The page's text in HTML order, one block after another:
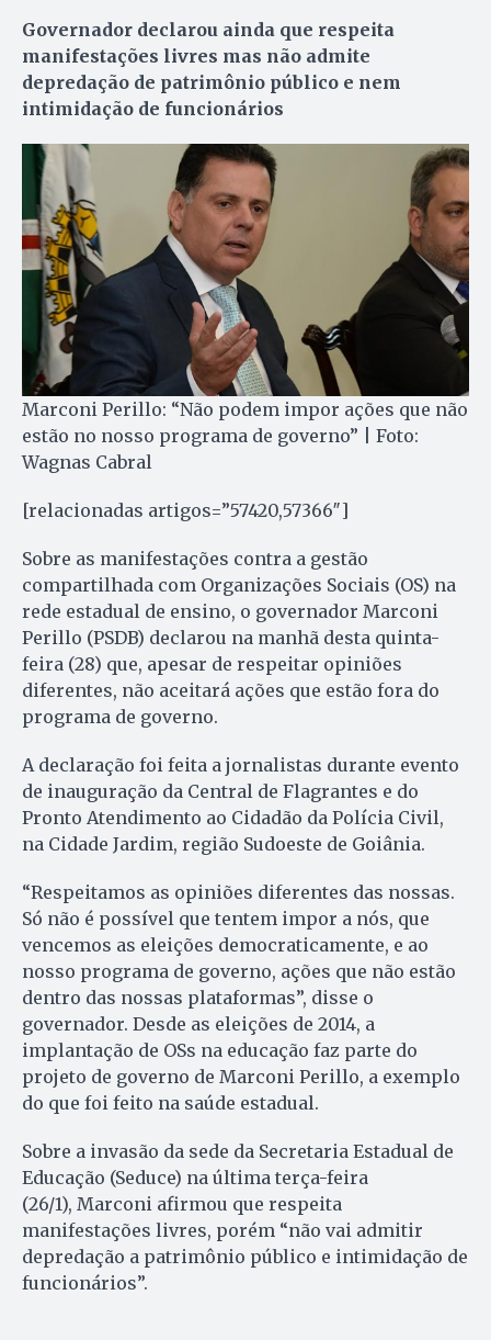
Governador declarou ainda que respeita
manifestações livres mas não admite
depredação de patrimônio público e nem
intimidação de funcionários
Marconi Perillo: “Não podem impor ações que não
estão no nosso programa de governo” | Foto:
Wagnas Cabral
[relacionadas artigos=”57420,57366″]
Sobre as manifestações contra a gestão
compartilhada com Organizações Sociais (OS) na
rede estadual de ensino, o governador Marconi
Perillo (PSDB) declarou na manhã desta quinta-
feira (28) que, apesar de respeitar opiniões
diferentes, não aceitará ações que estão fora do
programa de governo.
A declaração foi feita a jornalistas durante evento
de inauguração da Central de Flagrantes e do
Pronto Atendimento ao Cidadão da Polícia Civil,
na Cidade Jardim, região Sudoeste de Goiânia.
“Respeitamos as opiniões diferentes das nossas.
Só não é possível que tentem impor a nós, que
vencemos as eleições democraticamente, e ao
nosso programa de governo, ações que não estão
dentro das nossas plataformas”, disse o
governador. Desde as eleições de 2014, a
implantação de OSs na educação faz parte do
projeto de governo de Marconi Perillo, a exemplo
do que foi feito na saúde estadual.
Sobre a invasão da sede da Secretaria Estadual de
Educação (Seduce) na última terça-feira
(26/1), Marconi afirmou que respeita
manifestações livres, porém “não vai admitir
depredação a patrimônio público e intimidação de
funcionários”.